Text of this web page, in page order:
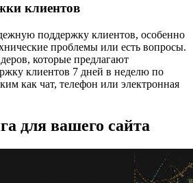
клиентов
поддержку клиентов, особенно
проблемы или есть вопросы.
которые предлагают
клиентов 7 дней в неделю по
как чат, телефон или электронная
для вашего сайта